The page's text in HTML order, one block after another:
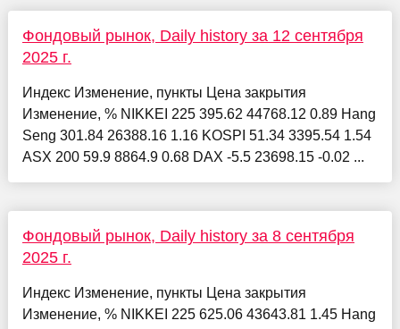
Фондовый рынок, Daily history за 12 сентября
2025 г.
Индекс Изменение, пункты Цена закрытия
Изменение, % NIKKEI 225 395.62 44768.12 0.89 Hang
Seng 301.84 26388.16 1.16 KOSPI 51.34 3395.54 1.54
ASX 200 59.9 8864.9 0.68 DAX -5.5 23698.15 -0.02 ...
Фондовый рынок, Daily history за 8 сентября
2025 г.
Индекс Изменение, пункты Цена закрытия
Изменение, % NIKKEI 225 625.06 43643.81 1.45 Hang